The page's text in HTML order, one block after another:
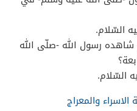
السّلام.
رسول الله -صلّى الله
السّلام.
والمعراج